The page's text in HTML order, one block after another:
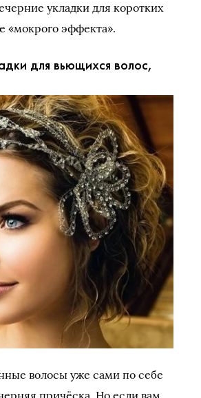
укладки для коротких
«мокрого эффекта».
для вьющихся волос,
волосы уже сами по себе